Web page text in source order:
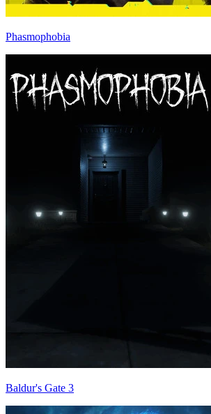
Phasmophobia
Baldur's Gate 3